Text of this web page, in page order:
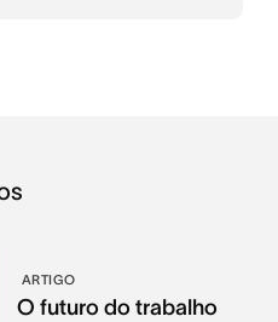
ARTIGO
O futuro do trabalho